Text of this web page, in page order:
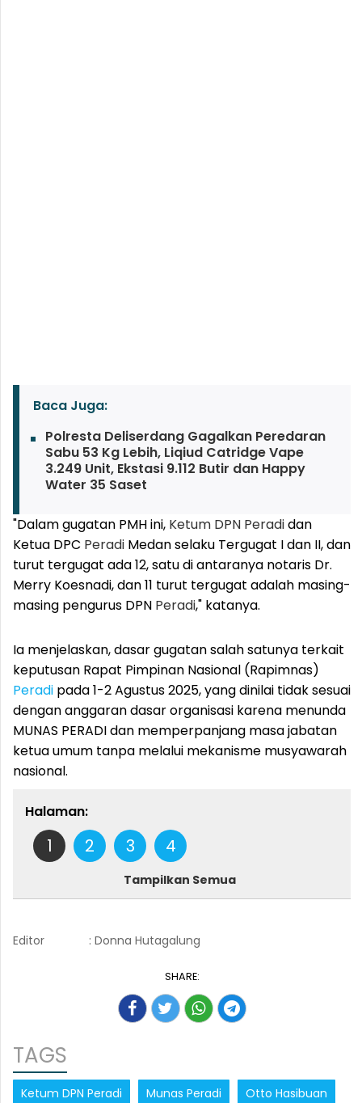
Baca Juga:
Polresta Deliserdang Gagalkan Peredaran
Sabu 53 Kg Lebih, Liqiud Catridge Vape
3.249 Unit, Ekstasi 9.112 Butir dan Happy
Water 35 Saset
"Dalam gugatan PMH ini, Ketum DPN Peradidan
Ketua DPC Peradi Medan selaku Tergugat I dan II, dan
turut tergugat ada 12, satu di antaranya notaris Dr.
Merry Koesnadi, dan 11 turut tergugat adalah masing-
masing pengurus DPN Peradi," katanya.
Ia menjelaskan, dasar gugatan salah satunya terkait
keputusan Rapat Pimpinan Nasional (Rapimnas)
Peradi pada 1-2 Agustus 2025, yang dinilai tidak sesuai
dengan anggaran dasar organisasi karena menunda
MUNAS PERADI dan memperpanjang masa jabatan
ketua umum tanpa melalui mekanisme musyawarah
nasional.
Halaman:
1 2 3 4
Tampilkan Semua
Editor : Donna Hutagalung
SHARE:
TAGS
Ketum DPN Peradi Munas Peradi Otto Hasibuan